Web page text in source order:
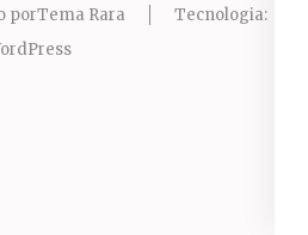
porTema Rara
Tecnologia: